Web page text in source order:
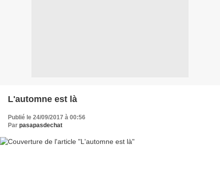
L'automne est là
Publié le 24/09/2017 à 00:56
Par pasapasdechat